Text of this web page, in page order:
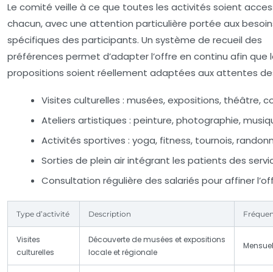
Le comité veille à ce que toutes les activités soient
chacun, avec une attention particulière portée aux
spécifiques des participants. Un système de recueil des
préférences permet d’adapter l’offre en continu afin que
propositions soient réellement adaptées aux attentes
Visites culturelles : musées, expositions, théâtre,
Ateliers artistiques : peinture, photographie,
Activités sportives : yoga, fitness, tournois,
Sorties de plein air intégrant les patients des
Consultation régulière des salariés pour affiner
Type d’activité Description
Visites
culturelles
Découverte de musées et expositions
locale et régionale